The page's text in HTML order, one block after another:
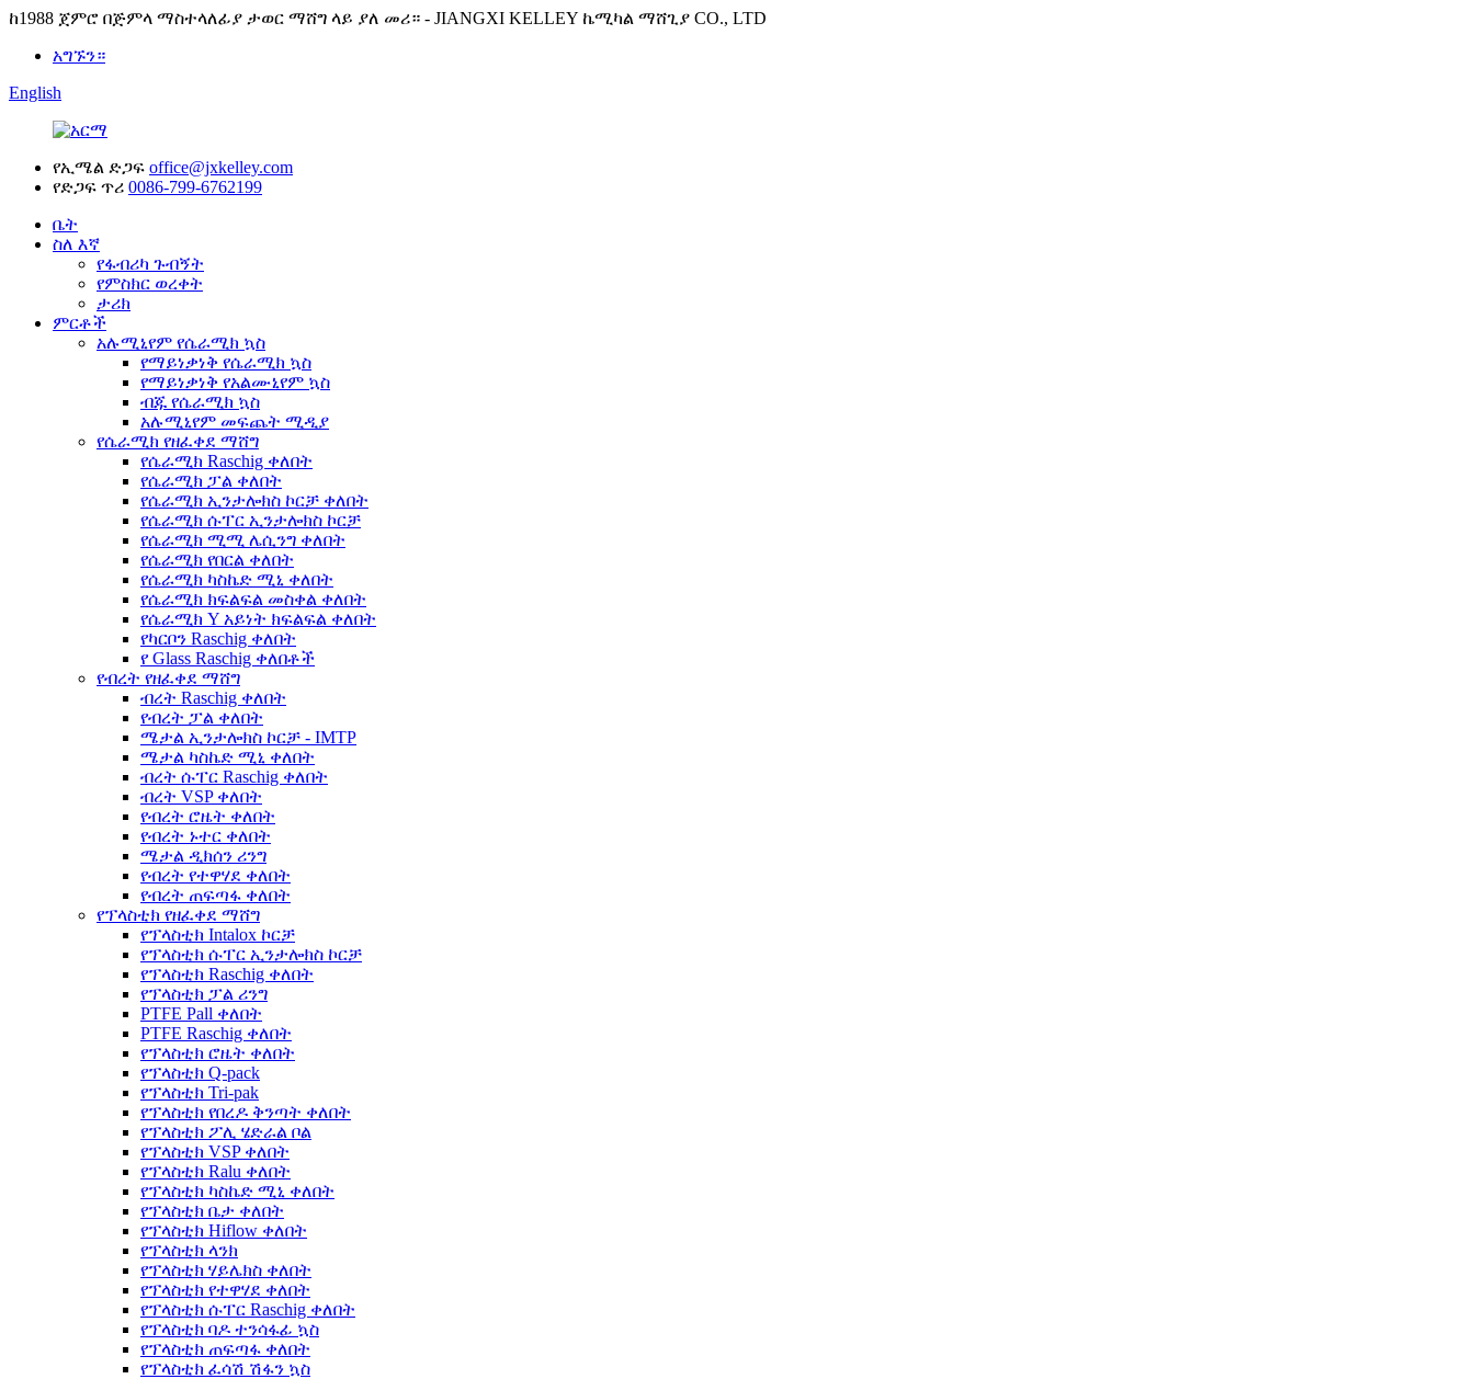
ከ1988 ጀምሮ በጅምላ ማስተላለፊያ ታወር ማሸግ ላይ ያለ መሪ። - JIANGXI KELLEY ኬሚካል ማሸጊያ CO., LTD
አግኙን።
English
የኢሜል ድጋፍ office@jxkelley.com
የድጋፍ ጥሪ 0086-799-6762199
ቤት
ስለ እኛ
የፋብሪካ ጉብኝት
የምስክር ወረቀት
ታሪክ
ምርቶች
አሉሚኒየም የሴራሚክ ኳስ
የማይነቃነቅ የሴራሚክ ኳስ
የማይነቃነቅ የአልሙኒየም ኳስ
ብጁ የሴራሚክ ኳስ
አሉሚኒየም መፍጨት ሚዲያ
የሴራሚክ የዘፈቀደ ማሸግ
የሴራሚክ Raschig ቀለበት
የሴራሚክ ፓል ቀለበት
የሴራሚክ ኢንታሎክስ ኮርቻ ቀለበት
የሴራሚክ ሱፐር ኢንታሎክስ ኮርቻ
የሴራሚክ ሚሚ ሌሲንግ ቀለበት
የሴራሚክ የበርል ቀለበት
የሴራሚክ ካስኬድ ሚኒ ቀለበት
የሴራሚክ ክፍልፍል መስቀል ቀለበት
የሴራሚክ Y አይነት ክፍልፍል ቀለበት
የካርቦን Raschig ቀለበት
የ Glass Raschig ቀለበቶች
የብረት የዘፈቀደ ማሸግ
ብረት Raschig ቀለበት
የብረት ፓል ቀለበት
ሜታል ኢንታሎክስ ኮርቻ - IMTP
ሜታል ካስኬድ ሚኒ ቀለበት
ብረት ሱፐር Raschig ቀለበት
ብረት VSP ቀለበት
የብረት ሮዜት ቀለበት
የብረት ኑተር ቀለበት
ሜታል ዲክሰን ሪንግ
የብረት የተዋሃደ ቀለበት
የብረት ጠፍጣፋ ቀለበት
የፕላስቲክ የዘፈቀደ ማሸግ
የፕላስቲክ Intalox ኮርቻ
የፕላስቲክ ሱፐር ኢንታሎክስ ኮርቻ
የፕላስቲክ Raschig ቀለበት
የፕላስቲክ ፓል ሪንግ
PTFE Pall ቀለበት
PTFE Raschig ቀለበት
የፕላስቲክ ሮዜት ቀለበት
የፕላስቲክ Q-pack
የፕላስቲክ Tri-pak
የፕላስቲክ የበረዶ ቅንጣት ቀለበት
የፕላስቲክ ፖሊ ሄድራል ቦል
የፕላስቲክ VSP ቀለበት
የፕላስቲክ Ralu ቀለበት
የፕላስቲክ ካስኬድ ሚኒ ቀለበት
የፕላስቲክ ቤታ ቀለበት
የፕላስቲክ Hiflow ቀለበት
የፕላስቲክ ላንክ
የፕላስቲክ ሃይሌክስ ቀለበት
የፕላስቲክ የተዋሃደ ቀለበት
የፕላስቲክ ሱፐር Raschig ቀለበት
የፕላስቲክ ባዶ ተንሳፋፊ ኳስ
የፕላስቲክ ጠፍጣፋ ቀለበት
የፕላስቲክ ፈሳሽ ሽፋን ኳስ